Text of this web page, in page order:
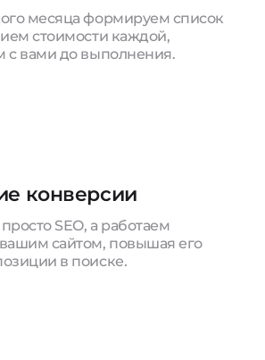
месяца формируем список
стоимости каждой,
с вами до выполнения.
конверсии
SEO, а работаем
сайтом, повышая его
в поиске.